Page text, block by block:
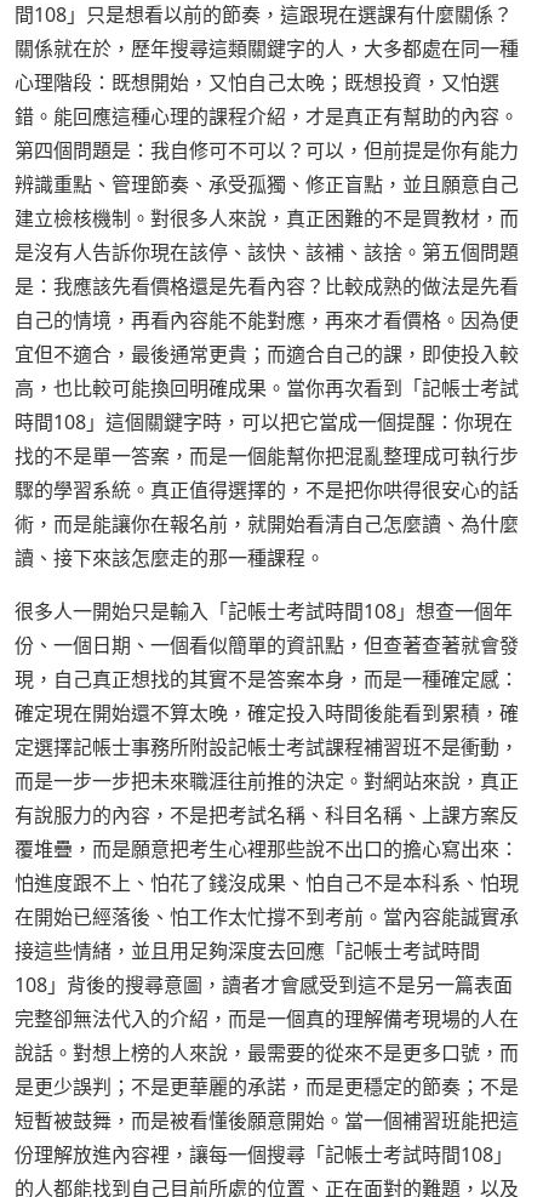
間108」只是想看以前的節奏，這跟現在選課有什麼關係？
關係就在於，歷年搜尋這類關鍵字的人，大多都處在同一種
心理階段：既想開始，又怕自己太晚；既想投資，又怕選
錯。能回應這種心理的課程介紹，才是真正有幫助的內容。
第四個問題是：我自修可不可以？可以，但前提是你有能力
辨識重點、管理節奏、承受孤獨、修正盲點，並且願意自己
建立檢核機制。對很多人來說，真正困難的不是買教材，而
是沒有人告訴你現在該停、該快、該補、該捨。第五個問題
是：我應該先看價格還是先看內容？比較成熟的做法是先看
自己的情境，再看內容能不能對應，再來才看價格。因為便
宜但不適合，最後通常更貴；而適合自己的課，即使投入較
高，也比較可能換回明確成果。當你再次看到「記帳士考試
時間108」這個關鍵字時，可以把它當成一個提醒：你現在
找的不是單一答案，而是一個能幫你把混亂整理成可執行步
驟的學習系統。真正值得選擇的，不是把你哄得很安心的話
術，而是能讓你在報名前，就開始看清自己怎麼讀、為什麼
讀、接下來該怎麼走的那一種課程。
很多人一開始只是輸入「記帳士考試時間108」想查一個年
份、一個日期、一個看似簡單的資訊點，但查著查著就會發
現，自己真正想找的其實不是答案本身，而是一種確定感：
確定現在開始還不算太晚，確定投入時間後能看到累積，確
定選擇記帳士事務所附設記帳士考試課程補習班不是衝動，
而是一步一步把未來職涯往前推的決定。對網站來說，真正
有說服力的內容，不是把考試名稱、科目名稱、上課方案反
覆堆疊，而是願意把考生心裡那些說不出口的擔心寫出來：
怕進度跟不上、怕花了錢沒成果、怕自己不是本科系、怕現
在開始已經落後、怕工作太忙撐不到考前。當內容能誠實承
接這些情緒，並且用足夠深度去回應「記帳士考試時間
108」背後的搜尋意圖，讀者才會感受到這不是另一篇表面
完整卻無法代入的介紹，而是一個真的理解備考現場的人在
說話。對想上榜的人來說，最需要的從來不是更多口號，而
是更少誤判；不是更華麗的承諾，而是更穩定的節奏；不是
短暫被鼓舞，而是被看懂後願意開始。當一個補習班能把這
份理解放進內容裡，讓每一個搜尋「記帳士考試時間108」
的人都能找到自己目前所處的位置、正在面對的難題，以及